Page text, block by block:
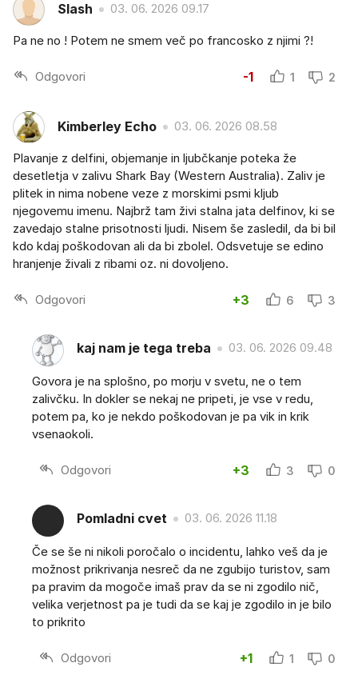
Slash 03. 06. 2026 09.17
Pa ne no ! Potem ne smem več po francosko z njimi ?!
Odgovori -1 1 2
Kimberley Echo 03. 06. 2026 08.58
Plavanje z delfini, objemanje in ljubčkanje poteka že
desetletja v zalivu Shark Bay (Western Australia). Zaliv je
plitek in nima nobene veze z morskimi psmi kljub
njegovemu imenu. Najbrž tam živi stalna jata delfinov, ki se
zavedajo stalne prisotnosti ljudi. Nisem še zasledil, da bi bil
kdo kdaj poškodovan ali da bi zbolel. Odsvetuje se edino
hranjenje živali z ribami oz. ni dovoljeno.
Odgovori +3 6 3
kaj nam je tega treba 03. 06. 2026 09.48
Govora je na splošno, po morju v svetu, ne o tem
zalivčku. In dokler se nekaj ne pripeti, je vse v redu,
potem pa, ko je nekdo poškodovan je pa vik in krik
vsenaokoli.
Odgovori +3 3 0
Pomladni cvet 03. 06. 2026 11.18
Če se še ni nikoli poročalo o incidentu, lahko veš da je
možnost prikrivanja nesreč da ne zgubijo turistov, sam
pa pravim da mogoče imaš prav da se ni zgodilo nič,
velika verjetnost pa je tudi da se kaj je zgodilo in je bilo
to prikrito
Odgovori +1 1 0